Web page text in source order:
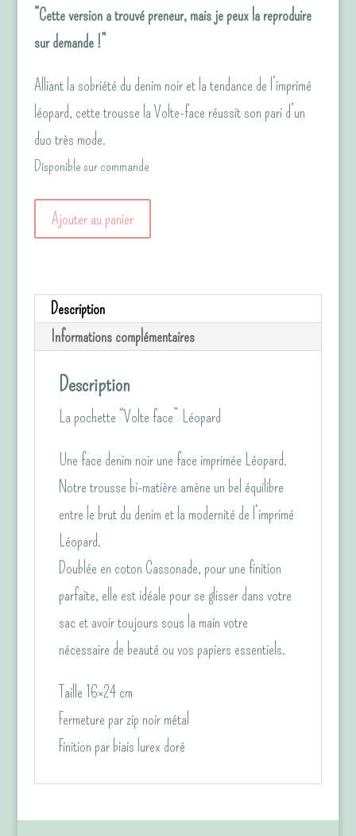
“Cette version a trouvé preneur, mais je peux la reproduire
sur demande !”
Alliant la sobriété du denim noir et la tendance de l’imprimé
léopard, cette trousse la Volte-face réussit son pari d’un
duo très mode.
Disponible sur commande
quantité
de
pochette
"Volte-
Face"
Léopard/Jean
Ajouter au panier
Description
Informations complémentaires
Description
La pochette “Volte face” Léopard
Une face denim noir une face imprimée Léopard.
Notre trousse bi-matière amène un bel équilibre
entre le brut du denim et la modernité de l’imprimé
Léopard.
Doublée en coton Cassonade, pour une finition
parfaite, elle est idéale pour se glisser dans votre
sac et avoir toujours sous la main votre
nécessaire de beauté ou vos papiers essentiels.
Taille 16×24 cm
Fermeture par zip noir métal
Finition par biais lurex doré